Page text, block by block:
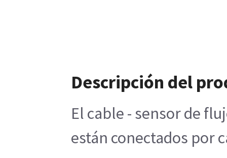
Descripción del
El cable - sensor de
están conectados por